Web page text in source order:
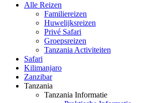
Alle Reizen
Familiereizen
Huwelijksreizen
Privé Safari
Groepsreizen
Tanzania Activiteiten
Safari
Kilimanjaro
Zanzibar
Tanzania
Tanzania Informatie